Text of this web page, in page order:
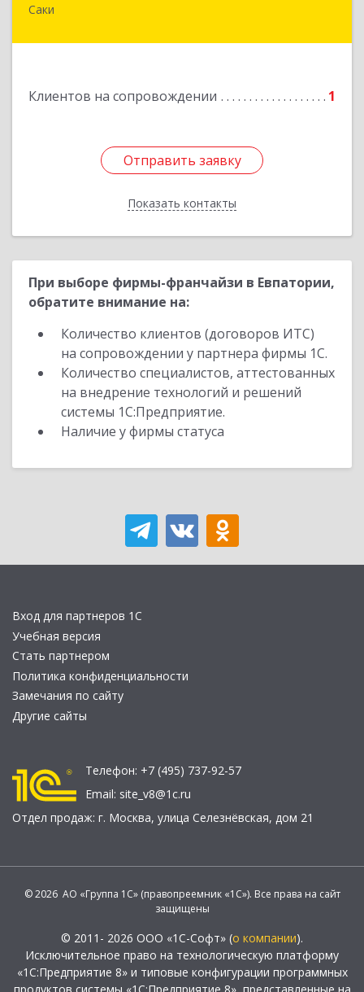
Саки
Клиентов на сопровождении 1
Отправить заявку
Показать контакты
Отправить заявку
Назад
При выборе фирмы-франчайзи в Евпатории,
обратите внимание на:
Количество клиентов (договоров ИТС)
на сопровождении у партнера фирмы 1С.
Количество специалистов, аттестованных
на внедрение технологий и решений
системы 1С:Предприятие.
Наличие у фирмы статуса
Вход для партнеров 1С
Учебная версия
Стать партнером
Политика конфиденциальности
Замечания по сайту
Другие сайты
Телефон: +7 (495) 737-92-57
Email: site_v8@1c.ru
Отдел продаж: г. Москва, улица Селезнёвская, дом 21
© 2026 АО «Группа 1С» (правопреемник «1С»). Все права на сайт
защищены
© 2011- 2026 ООО «1С-Софт» (о компании).
Исключительное право на технологическую платформу
«1С:Предприятие 8» и типовые конфигурации программных